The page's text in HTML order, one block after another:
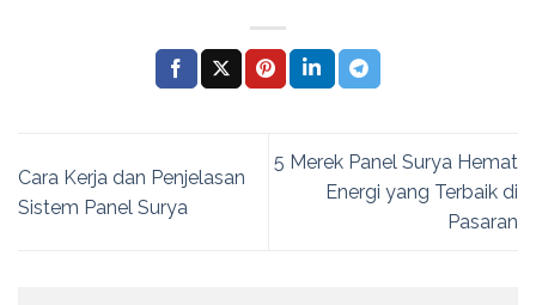
Cara Kerja dan Penjelasan
Sistem Panel Surya
5 Merek Panel Surya Hemat
Energi yang Terbaik di
Pasaran